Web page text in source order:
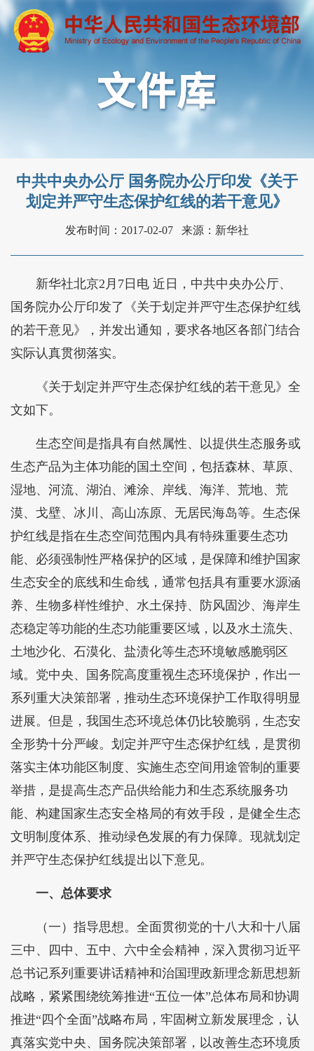
中共中央办公厅 国务院办公厅印发《关于
划定并严守生态保护红线的若干意见》
发布时间：2017-02-07 来源：新华社
新华社北京2月7日电 近日，中共中央办公厅、
国务院办公厅印发了《关于划定并严守生态保护红线
的若干意见》，并发出通知，要求各地区各部门结合
实际认真贯彻落实。
《关于划定并严守生态保护红线的若干意见》全
文如下。
生态空间是指具有自然属性、以提供生态服务或
生态产品为主体功能的国土空间，包括森林、草原、
湿地、河流、湖泊、滩涂、岸线、海洋、荒地、荒
漠、戈壁、冰川、高山冻原、无居民海岛等。生态保
护红线是指在生态空间范围内具有特殊重要生态功
能、必须强制性严格保护的区域，是保障和维护国家
生态安全的底线和生命线，通常包括具有重要水源涵
养、生物多样性维护、水土保持、防风固沙、海岸生
态稳定等功能的生态功能重要区域，以及水土流失、
土地沙化、石漠化、盐渍化等生态环境敏感脆弱区
域。党中央、国务院高度重视生态环境保护，作出一
系列重大决策部署，推动生态环境保护工作取得明显
进展。但是，我国生态环境总体仍比较脆弱，生态安
全形势十分严峻。划定并严守生态保护红线，是贯彻
落实主体功能区制度、实施生态空间用途管制的重要
举措，是提高生态产品供给能力和生态系统服务功
能、构建国家生态安全格局的有效手段，是健全生态
文明制度体系、推动绿色发展的有力保障。现就划定
并严守生态保护红线提出以下意见。
一、总体要求
（一）指导思想。全面贯彻党的十八大和十八届
三中、四中、五中、六中全会精神，深入贯彻习近平
总书记系列重要讲话精神和治国理政新理念新思想新
战略，紧紧围绕统筹推进“五位一体”总体布局和协调
推进“四个全面”战略布局，牢固树立新发展理念，认
真落实党中央、国务院决策部署，以改善生态环境质